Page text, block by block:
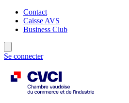
Contact
Caisse AVS
Business Club
Se connecter